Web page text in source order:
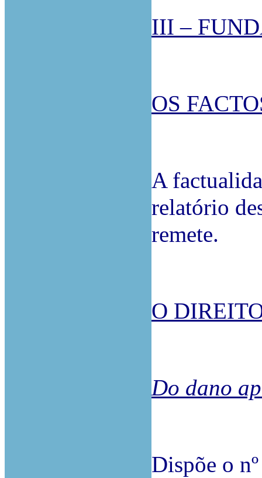
III –
OS
A
relatório
remete.
O
Do dano
Dispõe o